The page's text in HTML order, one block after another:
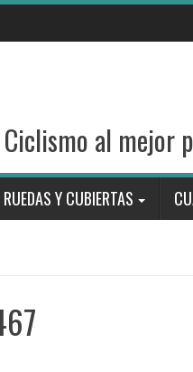
al mejor
RUEDAS Y CUBIERTAS